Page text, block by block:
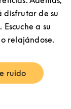
disfrutar de su
a su
relajándose.
ruido
New Tab